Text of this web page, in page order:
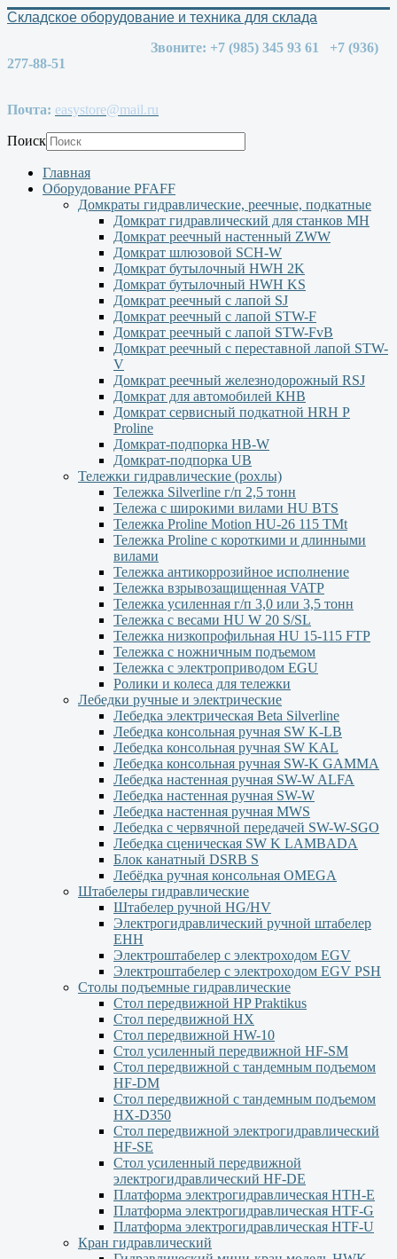
Складское оборудование и техника для склада
Звоните: +7 (985) 345 93 61 +7 (936)
277-88-51
Почта: easystore@mail.ru
Поиск
Главная
Оборудование PFAFF
Домкраты гидравлические, реечные, подкатные
Домкрат гидравлический для станков МН
Домкрат реечный настенный ZWW
Домкрат шлюзовой SCH-W
Домкрат бутылочный HWH 2K
Домкрат бутылочный HWH KS
Домкрат реечный с лапой SJ
Домкрат реечный с лапой STW-F
Домкрат реечный с лапой STW-FvB
Домкрат реечный с переставной лапой STW-
V
Домкрат реечный железнодорожный RSJ
Домкрат для автомобилей КНВ
Домкрат сервисный подкатной НRH P
Proline
Домкрат-подпорка HB-W
Домкрат-подпорка UB
Тележки гидравлические (рохлы)
Тележка Silverline г/п 2,5 тонн
Тележа с широкими вилами HU BTS
Тележка Proline Motion HU-26 115 TMt
Тележка Proline с короткими и длинными
вилами
Тележка антикоррозийное исполнение
Тележка взрывозащищенная VATP
Тележка усиленная г/п 3,0 или 3,5 тонн
Тележка с весами HU W 20 S/SL
Тележка низкопрофильная HU 15-115 FTP
Тележка с ножничным подъемом
Тележка с электроприводом EGU
Ролики и колеса для тележки
Лебедки ручные и электрические
Лебедка электрическая Beta Silverline
Лебедка консольная ручная SW K-LB
Лебедка консольная ручная SW KAL
Лебедка консольная ручная SW-K GAMMA
Лебедка настенная ручная SW-W ALFA
Лебедка настенная ручная SW-W
Лебедка настенная ручная MWS
Лебедка с червячной передачей SW-W-SGO
Лебедка сценическая SW K LAMBADA
Блок канатный DSRB S
Лебёдка ручная консольная OMEGA
Штабелеры гидравлические
Штабелер ручной HG/HV
Электрогидравлический ручной штабелер
ЕНН
Электроштабелер с электроходом EGV
Электроштабелер с электроходом EGV PSH
Столы подъемные гидравлические
Стол передвижной HP Praktikus
Стол передвижной HX
Стол передвижной HW-10
Стол усиленный передвижной HF-SM
Стол передвижной с тандемным подъемом
HF-DM
Стол передвижной с тандемным подъемом
HX-D350
Стол передвижной электрогидравлический
HF-SE
Стол усиленный передвижной
электрогидравлический HF-DE
Платформа электрогидравлическая HTH-E
Платформа электрогидравлическая HTF-G
Платформа электрогидравлическая HTF-U
Кран гидравлический